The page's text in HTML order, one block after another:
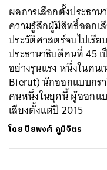
ผลการเลือกตั้งประธา
ความรู้สึกผู้มีสิทธิ์ออกเ
ประวัติศาสตร์จบไปเรี
ประธานาธิบดีคนที่ 45
อย่างรุนแรง หนึ่งในคน
Bierut) นักออกแบบกร
คนหนึ่งในยุคนี้ ผู้ออกแ
เสียงตั้งแต่ปี 2015
โดยปิยพงศ์ ภูมิจิตร